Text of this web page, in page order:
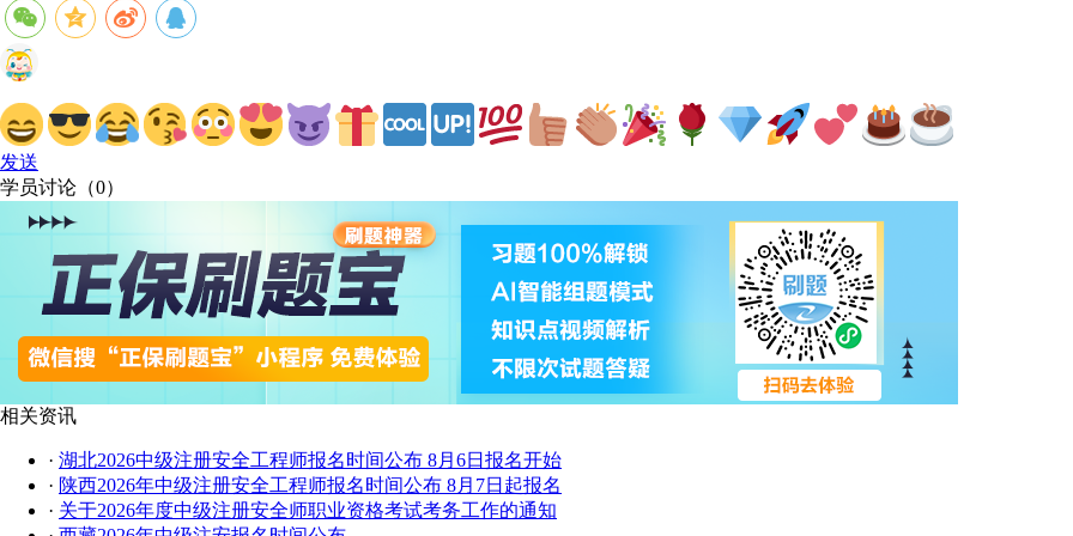
发送
学员讨论（0）
相关资讯
· 湖北2026中级注册安全工程师报名时间公布 8月6日报名开始
· 陕西2026年中级注册安全工程师报名时间公布 8月7日起报名
· 关于2026年度中级注册安全师职业资格考试考务工作的通知